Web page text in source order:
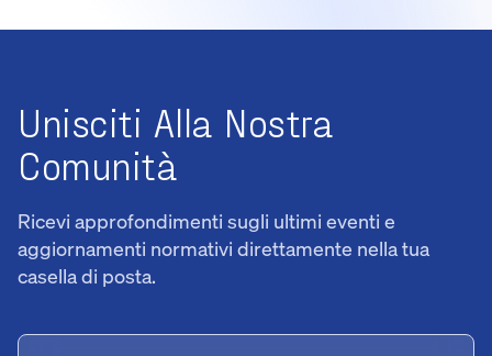
Unisciti Alla Nostra
Comunità
Ricevi approfondimenti sugli ultimi eventi e
aggiornamenti normativi direttamente nella tua
casella di posta.